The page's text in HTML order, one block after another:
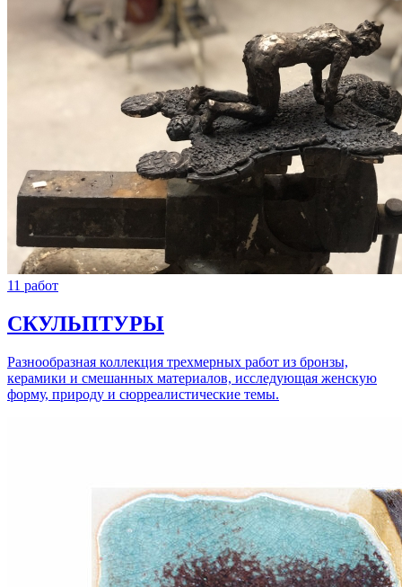
11 работ
СКУЛЬПТУРЫ
Разнообразная коллекция трехмерных работ из бронзы,
керамики и смешанных материалов, исследующая женскую
форму, природу и сюрреалистические темы.